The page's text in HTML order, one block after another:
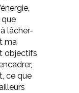
que
lâcher-
ma
objectifs
ce que